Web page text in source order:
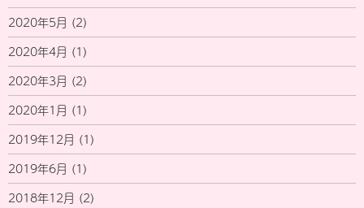
2020年5月 (2)
2020年4月 (1)
2020年3月 (2)
2020年1月 (1)
2019年12月 (1)
2019年6月 (1)
2018年12月 (2)